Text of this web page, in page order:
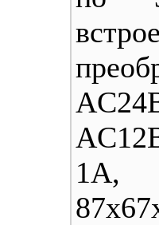
1А, -